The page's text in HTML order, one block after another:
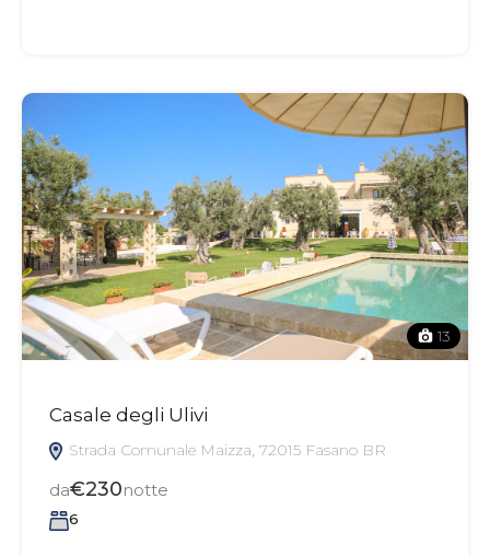
13
Casale degli Ulivi
Strada Comunale Maizza, 72015 Fasano BR
da€230notte
6